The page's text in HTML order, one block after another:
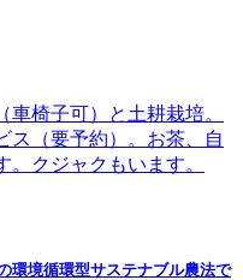
椅子可）と土耕栽培。
ス（要予約）。お茶、自
クジャクもいます。
環境循環型サステナブル農法で